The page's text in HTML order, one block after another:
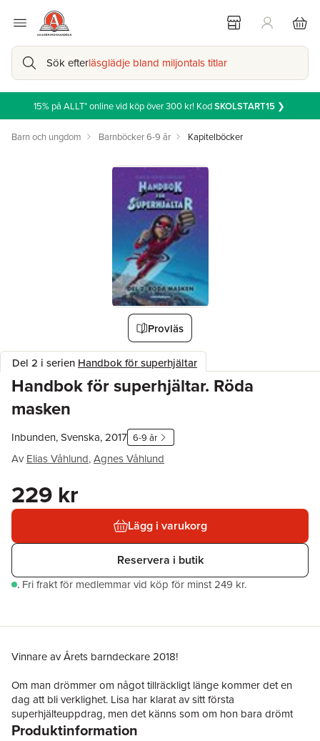
Sök efterläsglädje bland miljontals titlar
15% på ALLT* online vid köp över 300 kr! KodSKOLSTART15❯
Barn och ungdom Barnböcker 6-9 år Kapitelböcker
Provläs
Del 2 i serien Handbok för superhjältar
Handbok för superhjältar. Röda
masken
Inbunden, Svenska, 2017 6-9 år
Av Elias Våhlund,Agnes Våhlund
229 kr
Lägg i varukorg
Reservera i butik
. Fri frakt för medlemmar vid köp för minst 249 kr.
Vinnare av Årets barndeckare 2018!
Om man drömmer om något tillräckligt länge kommer det en
dag att bli verklighet. Lisa har klarat av sitt första
superhjälteuppdrag, men det känns som om hon bara drömt
det. För i hennes vardag är allt som vanligt: hon vantrivs i skolan
Produktinformation